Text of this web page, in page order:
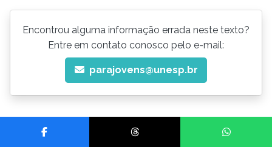
Encontrou alguma informação errada neste texto?
Entre em contato conosco pelo e-mail:
parajovens@unesp.br